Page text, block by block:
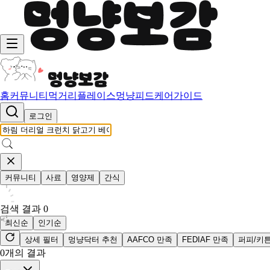
홈커뮤니티 먹거리 플레이스멍냥피드케어가이드
로그인
커뮤니티 사료 영양제 간식
검색 결과 0
최신순
인기순
상세 필터
멍냥닥터 추천 AAFCO 만족 FEDIAF 만족 퍼피/키
0개의 결과